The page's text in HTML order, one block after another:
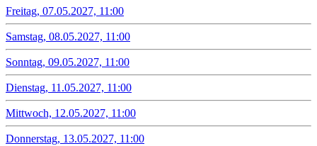
Freitag, 07.05.2027, 11:00
Samstag, 08.05.2027, 11:00
Sonntag, 09.05.2027, 11:00
Dienstag, 11.05.2027, 11:00
Mittwoch, 12.05.2027, 11:00
Donnerstag, 13.05.2027, 11:00